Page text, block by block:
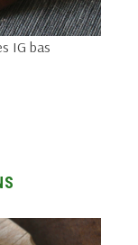
IG bas